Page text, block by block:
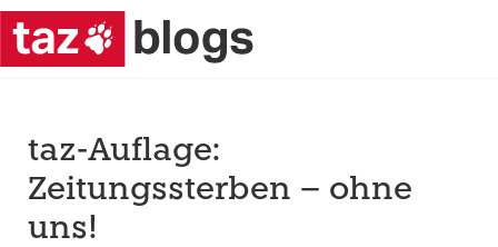
taz-Auflage:
Zeitungssterben – ohne
uns!